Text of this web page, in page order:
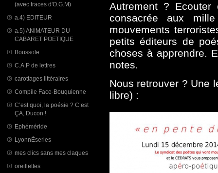
(avec traces d'O.G.M)
a.4) EDITEUR
a.5) ANIMATEUR DU
CABARET POETIQUE
Boussole
C.A.P de lettres
carottages littéraires
Compile Face-Bouquienne
C’est quoi, la poésie ? C’est
ÇA, Ducon !
Ephéméride
LyonnÈseries
mes clics sans mes claques
oreillettes
Autrement ? Ecouter
consacrée aux
mouvements
petits éditeurs de
choses à apprendre.
notes.
Nous retrouver ? Une
libre) :